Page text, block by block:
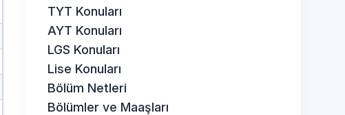
TYT Konuları
AYT Konuları
LGS Konuları
Lise Konuları
Bölüm Netleri
Bölümler ve Maaşları